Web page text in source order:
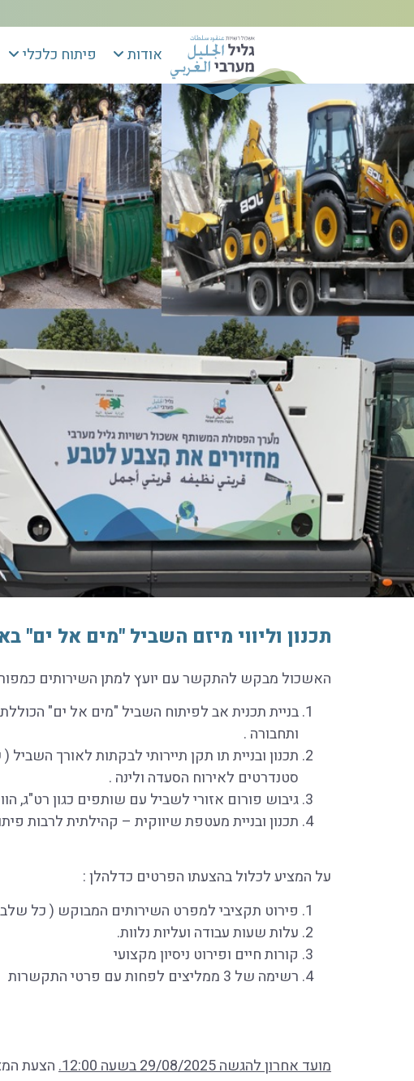
אודות פיתוח כלכלי
תכנון וליווי מיזם השביל "מים אל ים"
האשכול מבקש להתקשר עם יועץ למתן השירותים
בניית תכנית אב לפיתוח השביל "מים אל ים"
ותחבורה .
תכנון ובניית תו תקן תיירותי לבקתות לאורך
סטנדרטים לאירוח הסעדה ולינה .
גיבוש פורום אזורי לשביל עם שותפים כגון רט"ג,
תכנון ובניית מעטפת שיווקית – קהילתית לרבות
על המציע לכלול בהצעתו הפרטים כדלהלן :
פירוט תקציבי למפרט השירותים המבוקש ( כל
עלות שעות עבודה ועליות נלוות.
קורות חיים ופירוט ניסיון מקצועי
רשימה של 3 ממליצים לפחות עם פרטי התקשרות
מועד אחרון להגשה29/08/2025 בשעה12:00. הצעת